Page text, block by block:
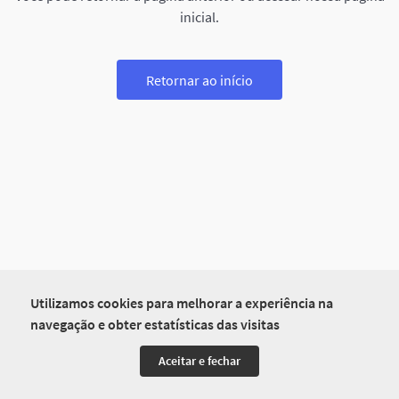
Utilizamos cookies para melhorar a experiência na
navegação e obter estatísticas das visitas
Aceitar e fechar
inicial.
Retornar ao início